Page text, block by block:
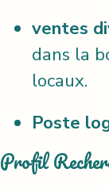
ventes
dans la
locaux.
Poste
Profil